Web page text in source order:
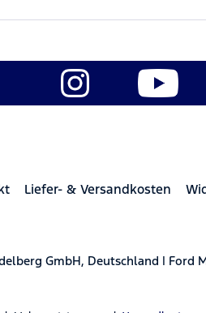
Liefer- & Versandkosten
GmbH, Deutschland |